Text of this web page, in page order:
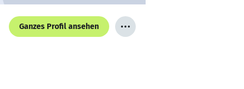
Ganzes Profil ansehen